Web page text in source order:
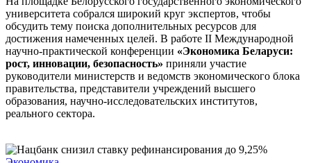
университета собрался широкий круг экспертов, чтобы
обсудить тему поиска дополнительных ресурсов для
достижения намеченных целей. В работе II Международной
научно-практической конференции «Экономика Беларуси:
рост, инновации, безопасность» приняли участие
руководители министерств и ведомств экономического блока
правительства, представители учреждений высшего
образования, научно-исследовательских институтов,
реального сектора.